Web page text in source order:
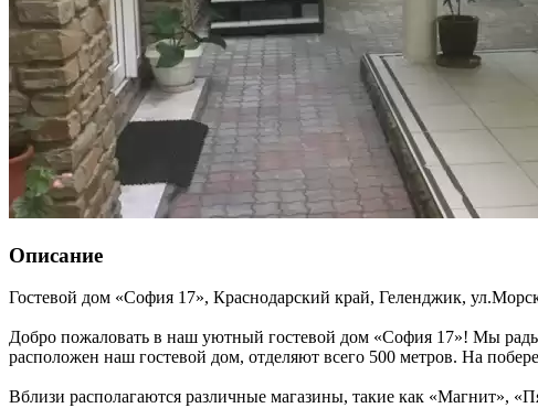
Описание
Гостевой дом «София 17», Краснодарский край, Геленджик,
Добро пожаловать в наш уютный гостевой дом «София 17»! Мы
расположен наш гостевой дом, отделяют всего 500 метров. На
Вблизи располагаются различные магазины, такие как «Магнит»,